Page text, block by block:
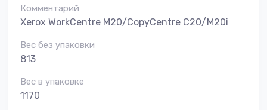
Комментарий
Xerox WorkCentre M20/CopyCentre C20/M20i
Вес без упаковки
813
Вес в упаковке
1170